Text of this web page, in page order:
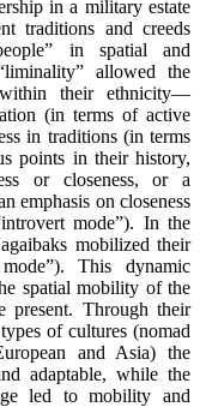
in a military estate
traditions and creeds
in spatial and
allowed the
their ethnicity—
(in terms of active
in traditions (in terms
points in their history,
or closeness, or a
emphasis on closeness
mode”). In the
mobilized their
This dynamic
spatial mobility of the
Through their
of cultures (nomad
and Asia) the
adaptable, while the
led to mobility and